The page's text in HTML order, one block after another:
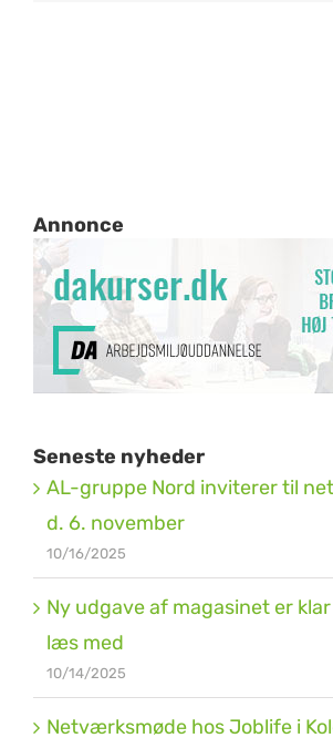
Annonce
Seneste nyheder
AL-gruppe Nord inviterer til
d. 6. november
10/16/2025
Ny udgave af magasinet er
læs med
10/14/2025
Netværksmøde hos Joblife i